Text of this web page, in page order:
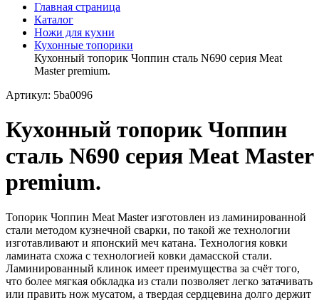
Главная страница
Каталог
Ножи для кухни
Кухонные топорики
Кухонный топорик Чоппин сталь N690 серия Meat
Master premium.
Артикул: 5ba0096
Кухонный топорик Чоппин
сталь N690 серия Meat Master
premium.
Топорик Чоппин Meat Master изготовлен из ламинированной
стали методом кузнечной сварки, по такой же технологии
изготавливают и японский меч катана. Технология ковки
ламината схожа с технологией ковки дамасской стали.
Ламинированный клинок имеет преимущества за счёт того,
что более мягкая обкладка из стали позволяет легко затачивать
или править нож мусатом, а твердая сердцевина долго держит